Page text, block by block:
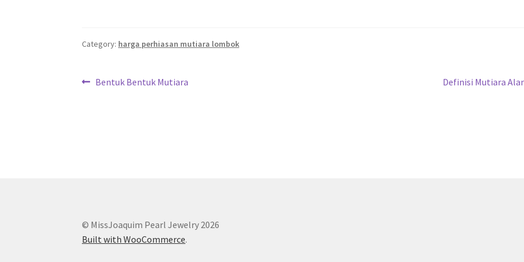
Category: harga perhiasan mutiara lombok
Post
Previous
Bentuk Bentuk Mutiara
Next
Definisi Mutiara
© MissJoaquim Pearl Jewelry 2026
Built with WooCommerce.